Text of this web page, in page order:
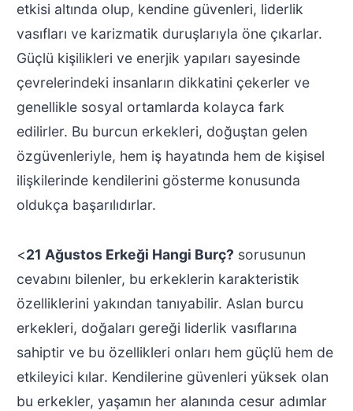
etkisi altında olup, kendine güvenleri, liderlik
vasıfları ve karizmatik duruşlarıyla öne çıkarlar.
Güçlü kişilikleri ve enerjik yapıları sayesinde
çevrelerindeki insanların dikkatini çekerler ve
genellikle sosyal ortamlarda kolayca fark
edilirler. Bu burcun erkekleri, doğuştan gelen
özgüvenleriyle, hem iş hayatında hem de kişisel
ilişkilerinde kendilerini gösterme konusunda
oldukça başarılıdırlar.
<21 Ağustos Erkeği Hangi Burç? sorusunun
cevabını bilenler, bu erkeklerin karakteristik
özelliklerini yakından tanıyabilir. Aslan burcu
erkekleri, doğaları gereği liderlik vasıflarına
sahiptir ve bu özellikleri onları hem güçlü hem de
etkileyici kılar. Kendilerine güvenleri yüksek olan
bu erkekler, yaşamın her alanında cesur adımlar